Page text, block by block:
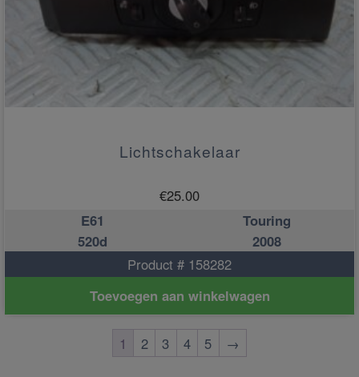
Lichtschakelaar
€25.00
E61
Touring
520d
2008
Product # 158282
Toevoegen aan winkelwagen
1 2 3 4 5 →